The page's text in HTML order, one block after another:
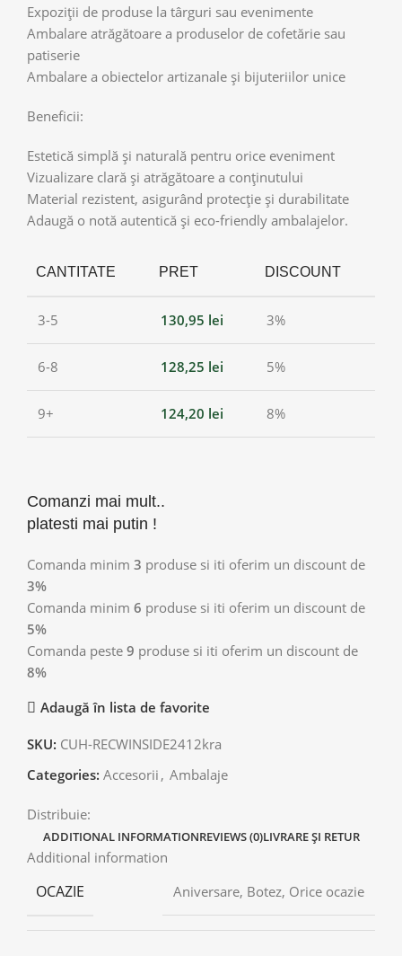
Expoziții de produse la târguri sau evenimente
Ambalare atrăgătoare a produselor de cofetărie sau
patiserie
Ambalare a obiectelor artizanale și bijuteriilor unice
Beneficii:
Estetică simplă și naturală pentru orice eveniment
Vizualizare clară și atrăgătoare a conținutului
Material rezistent, asigurând protecție și durabilitate
Adaugă o notă autentică și eco-friendly ambalajelor.
CANTITATE PRET DISCOUNT
3-5 130,95 lei 3%
6-8 128,25 lei 5%
9+ 124,20 lei 8%
Comanzi mai mult..
platesti mai putin !
Comanda minim 3 produse si iti oferim un discount de
3%
Comanda minim 6 produse si iti oferim un discount de
5%
Comanda peste 9 produse si iti oferim un discount de
8%
Adaugă în lista de favorite
SKU: CUH-RECWINSIDE2412kra
Categories: Accesorii , Ambalaje
Distribuie:
ADDITIONAL INFORMATIONREVIEWS (0)LIVRARE ȘI RETUR
Additional information
OCAZIE Aniversare, Botez, Orice ocazie